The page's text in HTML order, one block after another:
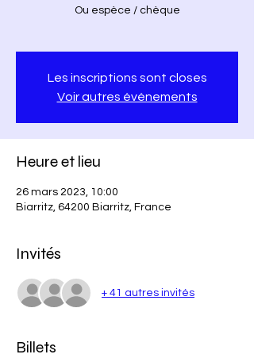
Ou espèce / chèque
Les inscriptions sont closes
Voir autres événements
Heure et lieu
26 mars 2023, 10:00
Biarritz, 64200 Biarritz, France
Invités
+ 41 autres invités
Billets